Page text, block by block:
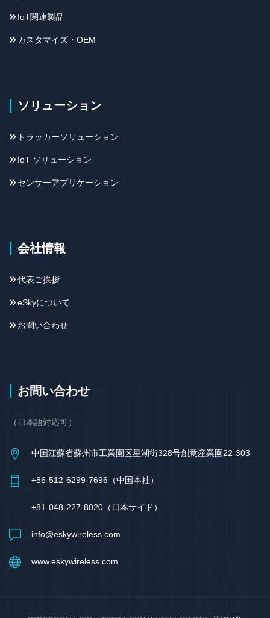
IoT関連製品
カスタマイズ・OEM
ソリューション
トラッカーソリューション
IoT ソリューション
センサーアプリケーション
会社情報
代表ご挨拶
eSkyについて
お問い合わせ
お問い合わせ
（日本語対応可）
中国江蘇省蘇州市工業園区星湖街328号創意産業園22-303
+86-512-6299-7696（中国本社）
+81-048-227-8020（日本サイド）
info@eskywireless.com
www.eskywireless.com